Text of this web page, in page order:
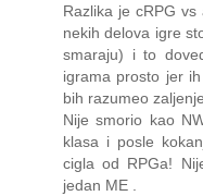
Razlika je cRPG
nekih delova igre
smaraju) i to
igrama prosto jer
bih razumeo zaljenje
Nije smorio kao
klasa i posle
cigla od RPGa!
jedan ME .